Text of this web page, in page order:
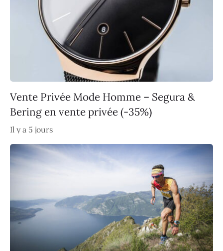
Vente Privée Mode Homme – Segura &
Bering en vente privée (-35%)
Il y a 5 jours